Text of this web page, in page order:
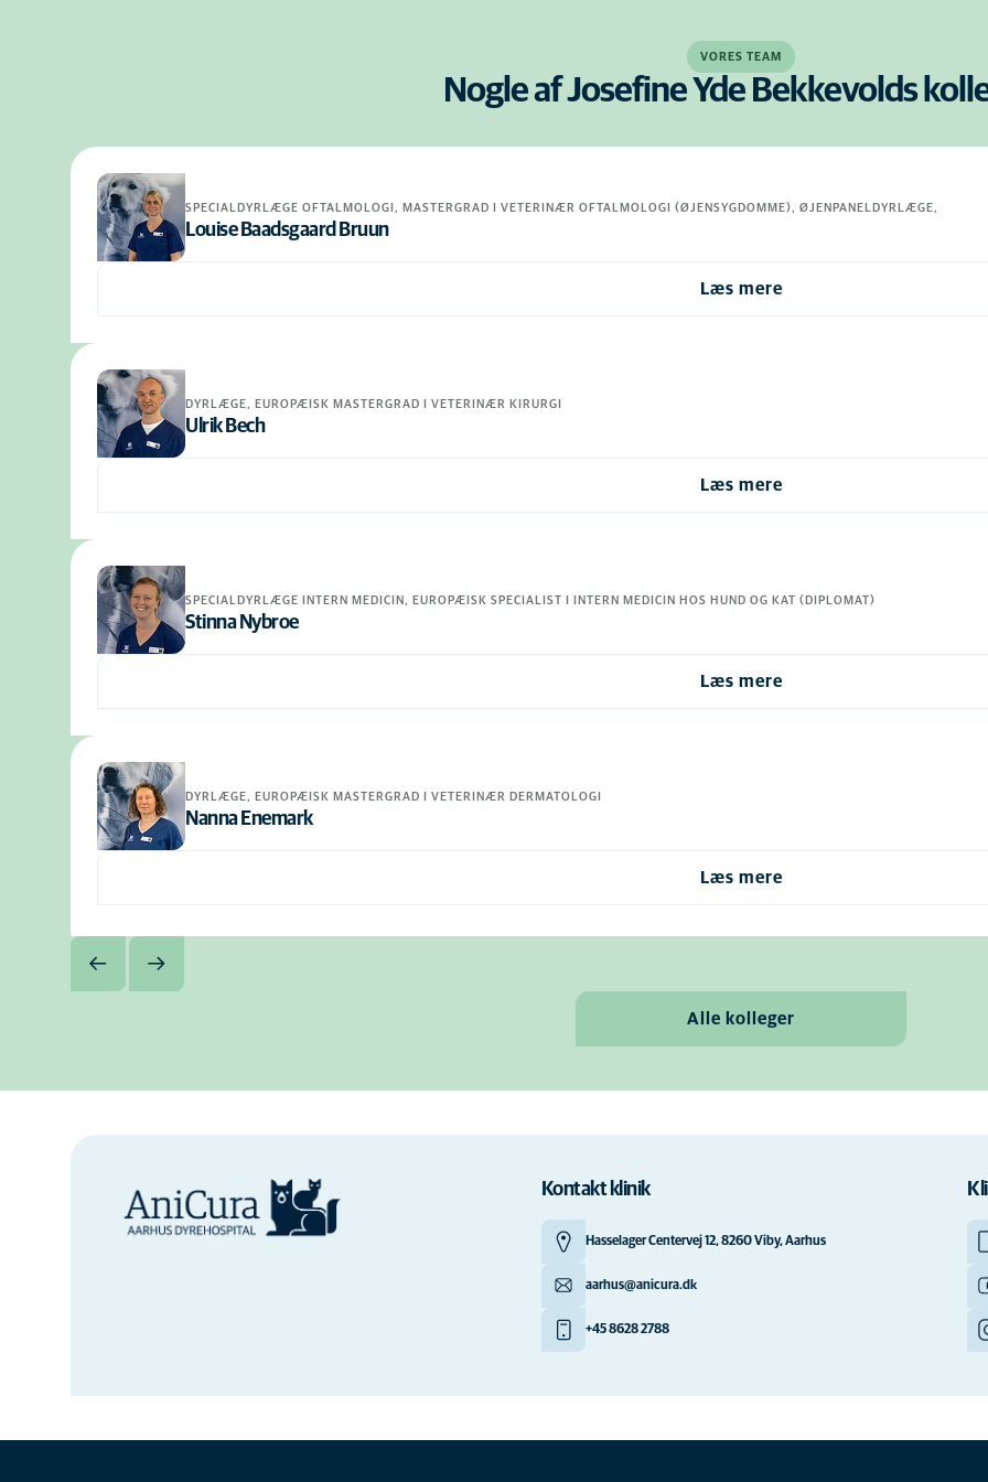
VORES TEAM
Nogle af Josefine Yde Bekkevolds
SPECIALDYRLÆGE OFTALMOLOGI, MASTERGRAD I VETERINÆR OFTALMOLOGI (ØJENSYGDOMME), ØJENPANELDYRLÆGE,
Louise Baadsgaard Bruun
Læs mere
DYRLÆGE, EUROPÆISK MASTERGRAD I VETERINÆR KIRURGI
Ulrik Bech
Læs mere
SPECIALDYRLÆGE INTERN MEDICIN, EUROPÆISK SPECIALIST I INTERN MEDICIN HOS HUND OG KAT (DIPLOMAT)
Stinna Nybroe
Læs mere
DYRLÆGE, EUROPÆISK MASTERGRAD I VETERINÆR DERMATOLOGI
Nanna Enemark
Læs mere
Alle kolleger
Kontakt klinik
Hasselager Centervej 12, 8260 Viby, Aarhus
aarhus@anicura.dk
+45 8628 2788